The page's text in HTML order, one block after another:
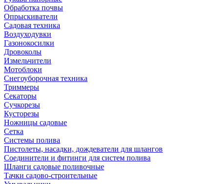
Обработка почвы
Опрыскиватели
Садовая техника
Воздуходувки
Газонокосилки
Дровоколы
Измельчители
Мотоблоки
Снегоуборочная техника
Триммеры
Секаторы
Сучкорезы
Кусторезы
Ножницы садовые
Сетка
Системы полива
Пистолеты, насадки, дождеватели для шлангов
Соединители и фитинги для систем полива
Шланги садовые поливочные
Тачки садово-строительные